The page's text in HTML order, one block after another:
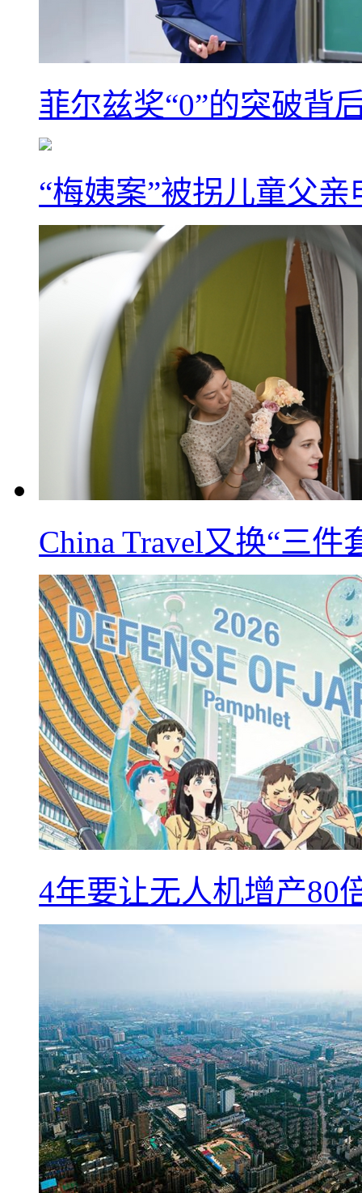
菲尔兹奖“0”的突破背
“梅姨案”被拐儿童父
China Travel又换“三
4年要让无人机增产80